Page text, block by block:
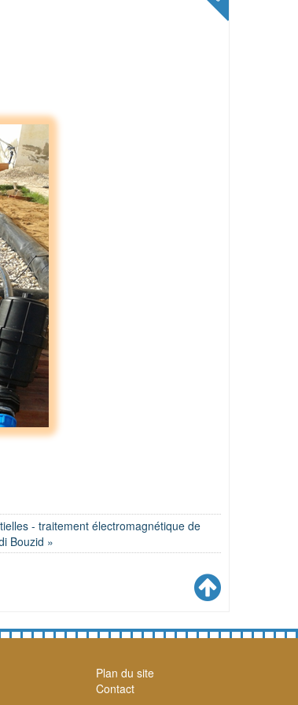
- traitement électromagnétique de
Bouzid »
Plan du site
Contact